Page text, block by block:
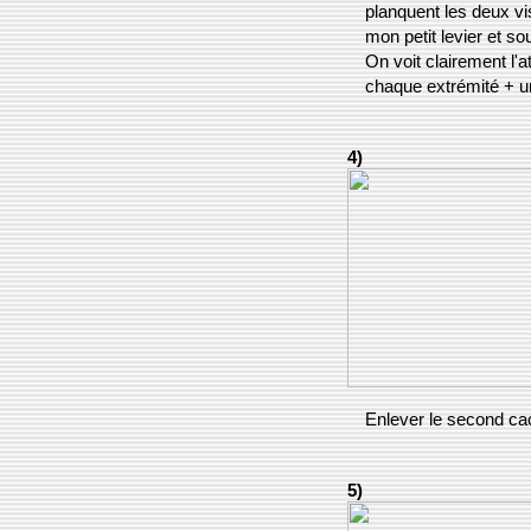
planquent les deux
mon petit levier et
On voit clairement
chaque extrémité +
4)
Enlever le second
5)